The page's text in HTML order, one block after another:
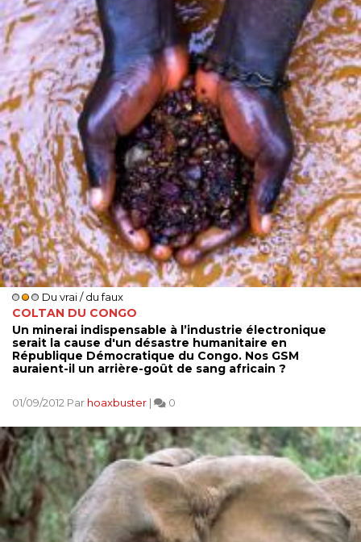
Du vrai / du faux
COLTAN DU CONGO
Un minerai indispensable à l’industrie électronique
serait la cause d'un désastre humanitaire en
République Démocratique du Congo. Nos GSM
auraient-il un arrière-goût de sang africain ?
01/09/2012 Par hoaxbuster | 0